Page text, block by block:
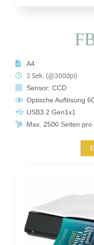
A4
2 Sek. (@300dpi)
Sensor: CCD
Optische Auflösung
USB3.2 Gen1x1
Max. 2500 Seiten pro